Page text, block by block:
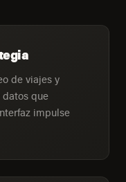
de viajes y
que
impulse